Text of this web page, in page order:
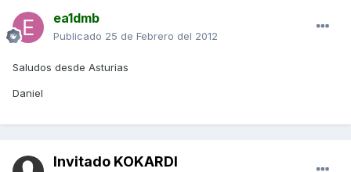
ea1dmb
Publicado 25 de Febrero del 2012
Saludos desde Asturias
Daniel
Invitado KOKARDI